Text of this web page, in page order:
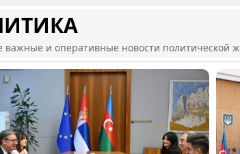
важные и оперативные новости политической